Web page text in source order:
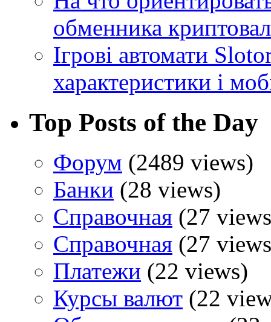
обменника
Ігрові автомати
характеристики і
Top Posts of the Day
Форум (2489 views)
Банки (28 views)
Справочная (27
Справочная (27
Платежи (22 views)
Курсы валют (22